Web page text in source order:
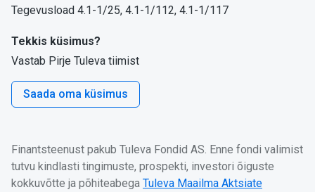
Tegevusload 4.1-1/25, 4.1-1/112, 4.1-1/117
Tekkis küsimus?
Vastab Pirje Tuleva tiimist
Saada oma küsimus
Finantsteenust pakub Tuleva Fondid AS. Enne fondi valimist
tutvu kindlasti tingimuste, prospekti, investori õiguste
kokkuvõtte ja põhiteabega Tuleva Maailma Aktsiate